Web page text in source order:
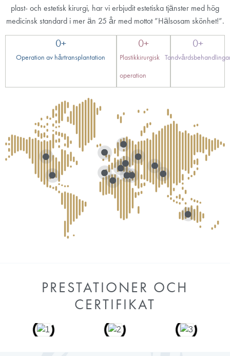
plast- och estetisk kirurgi, har vi erbjudit estetiska tjänster med hög
medicinsk standard i mer än 25 år med mottot ”Hälsosam skönhet!”.
Operation av hårtransplantation
0+
Plastikkirurgisk
operation
0+ 0+
PRESTATIONER OCH
CERTIFIKAT